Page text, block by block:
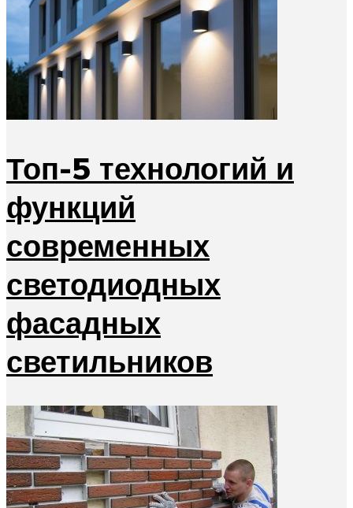
Топ-5 технологий и
функций
современных
светодиодных
фасадных
светильников